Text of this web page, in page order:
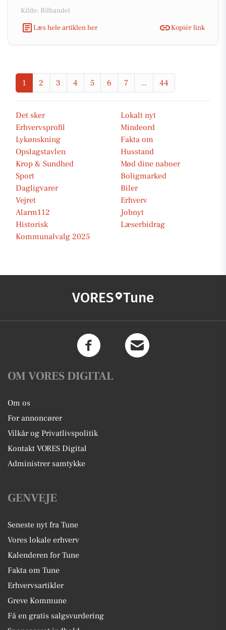
Kilde: Bilhandel
Læs hele artiklen her
Kopiér link
1 2 3 4 5 6 7 ... 44
Det sker
Lokalt nyt
Erhvervsprofil
Mindeord
Lykønskning
Fakta om
Opslagstavlen
Husstand
Krop & Sundhed
Mød dine naboer
Sport
Boligmarked
Dagligvarer
Biler
Vejret
Erhverv
Alarm112
Jobnyt
Historisk
Læserbidrag
Kommunalvalg 2025
VORES Tune
OM VORES DIGITAL
Om os
For annoncører
Vilkår og Privatlivspolitik
Kontakt VORES Digital
Administrer samtykke
GENVEJE
Seneste nyt fra Tune
Vores lokale erhverv
Kalenderen for Tune
Fakta om Tune
Erhvervsartikler
Greve Kommune
Få en gratis salgsvurdering